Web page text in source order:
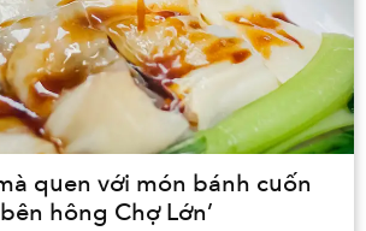
quen với món bánh cuốn
hông Chợ Lớn’